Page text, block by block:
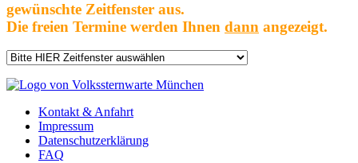
gewünschte Zeitfenster aus.
Die freien Termine werden Ihnen dann angezeigt.
Kontakt & Anfahrt
Impressum
Datenschutzerklärung
FAQ